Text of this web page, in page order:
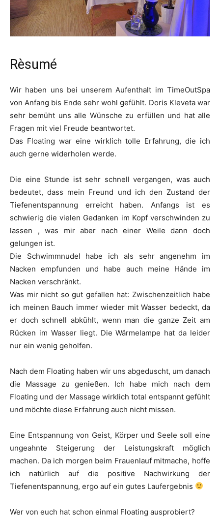
Rèsumé
Wir haben uns bei unserem Aufenthalt im TimeOutSpa
von Anfang bis Ende sehr wohl gefühlt. Doris Kleveta war
sehr bemüht uns alle Wünsche zu erfüllen und hat alle
Fragen mit viel Freude beantwortet.
Das Floating war eine wirklich tolle Erfahrung, die ich
auch gerne widerholen werde.
Die eine Stunde ist sehr schnell vergangen, was auch
bedeutet, dass mein Freund und ich den Zustand der
Tiefenentspannung erreicht haben. Anfangs ist es
schwierig die vielen Gedanken im Kopf verschwinden zu
lassen , was mir aber nach einer Weile dann doch
gelungen ist.
Die Schwimmnudel habe ich als sehr angenehm im
Nacken empfunden und habe auch meine Hände im
Nacken verschränkt.
Was mir nicht so gut gefallen hat: Zwischenzeitlich habe
ich meinen Bauch immer wieder mit Wasser bedeckt, da
er doch schnell abkühlt, wenn man die ganze Zeit am
Rücken im Wasser liegt. Die Wärmelampe hat da leider
nur ein wenig geholfen.
Nach dem Floating haben wir uns abgeduscht, um danach
die Massage zu genießen. Ich habe mich nach dem
Floating und der Massage wirklich total entspannt gefühlt
und möchte diese Erfahrung auch nicht missen.
Eine Entspannung von Geist, Körper und Seele soll eine
ungeahnte Steigerung der Leistungskraft möglich
machen. Da ich morgen beim Frauenlauf mitmache, hoffe
ich natürlich auf die positive Nachwirkung der
Tiefenentspannung, ergo auf ein gutes Laufergebnis
Wer von euch hat schon einmal Floating ausprobiert?